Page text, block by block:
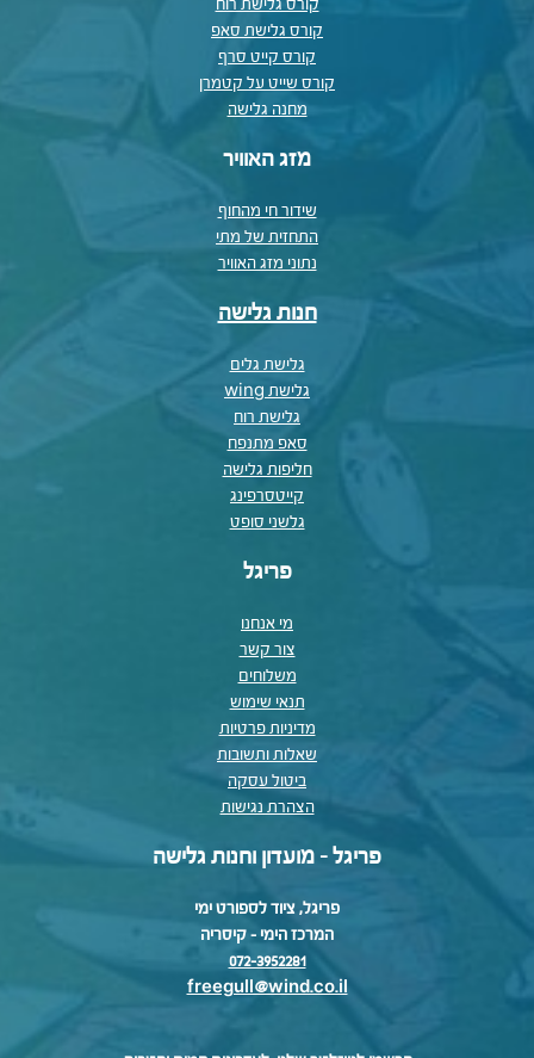
קורס גלישת רוח
קורס גלישת סאפ
קורס קייט סרף
קורס שייט על קטמרן
מחנה גלישה
מזג האוויר
שידור חי מהחוף
התחזית של מתי
נתוני מזג האוויר
חנות גלישה
גלישת גלים
גלישת wing
גלישת רוח
סאפ מתנפח
חליפות גלישה
קייטסרפינג
גלשני סופט
פריגל
מי אנחנו
צור קשר
משלוחים
תנאי שימוש
מדיניות פרטיות
שאלות ותשובות
ביטול עסקה
הצהרת נגישות
פריגל - מועדון וחנות גלישה
פריגל, ציוד לספורט ימי
המרכז הימי – קיסריה
072-3952281
freegull@wind.co.il